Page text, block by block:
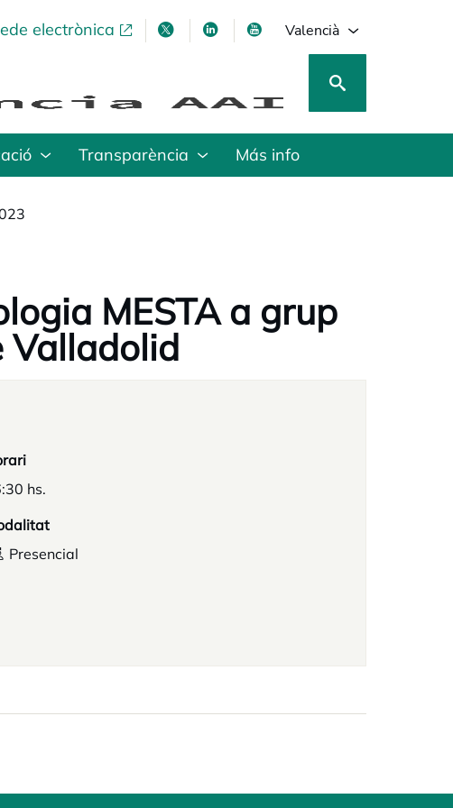
electrònica
opens in a new tabopens in a new tab
opens in a new tab
opens in a new tab
Valencià
Transparència Más info
MESTA a grup
Valladolid
hs.
Presencial